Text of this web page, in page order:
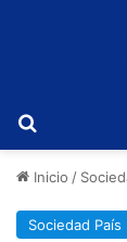
Inicio /
Sociedad País